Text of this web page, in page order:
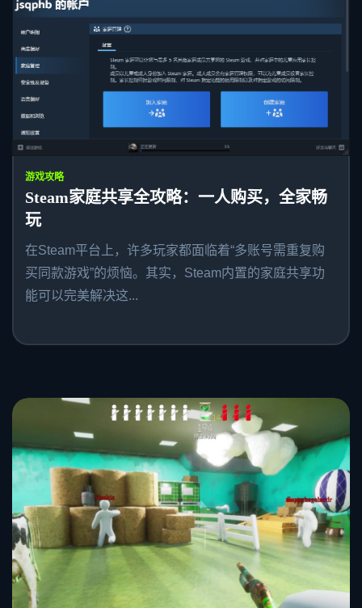
游戏攻略
Steam家庭共享全攻略：一人购买，全家畅
玩
在Steam平台上，许多玩家都面临着“多账号需重复购
买同款游戏”的烦恼。其实，Steam内置的家庭共享功
能可以完美解决这...